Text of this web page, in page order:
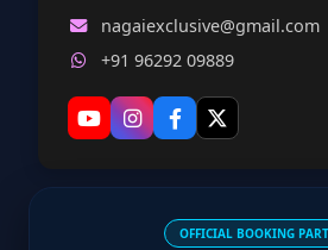
nagaiexclusive@gmail.com
+91 96292 09889
OFFICIAL BOOKING